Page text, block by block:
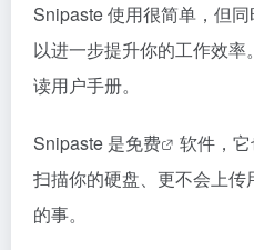
Snipaste 使用很简单，但
以进一步提升你的工作效
读用户手册。
Snipaste 是免费
软件，
扫描你的硬盘、更不会上
的事。